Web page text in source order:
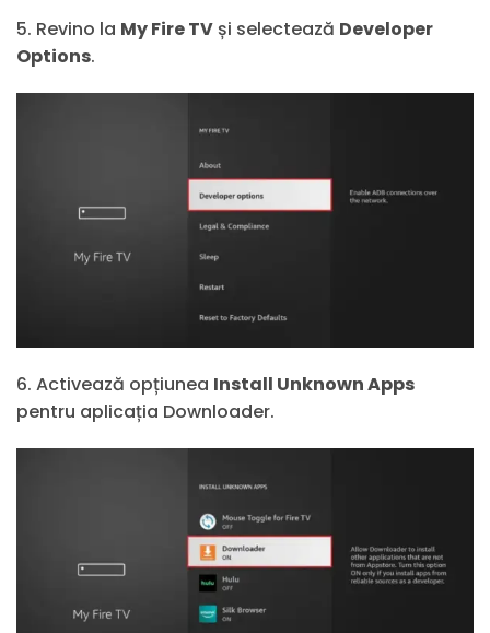
5. Revino la My Fire TVși selectează Developer
Options.
6. Activează opțiunea Install Unknown Apps
pentru aplicația Downloader.